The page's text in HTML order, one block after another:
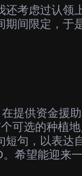
还考虑过认领
期间限定，于
提供资金援
可选的种植
短句，以表达
希望能迎来